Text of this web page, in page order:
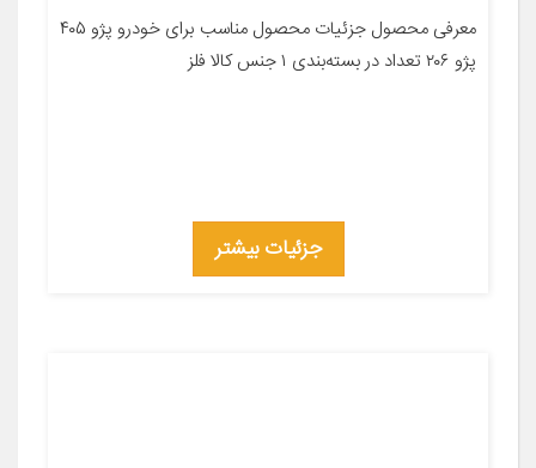
معرفی محصول جزئیات محصول مناسب برای خودرو پژو ۴۰۵
پژو ۲۰۶ تعداد در بسته‌بندی ۱ جنس کالا فلز
جزئیات بیشتر